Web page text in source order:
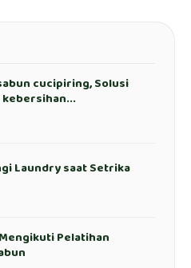
cucipiring, Solusi
Laundry saat Setrika
Pelatihan